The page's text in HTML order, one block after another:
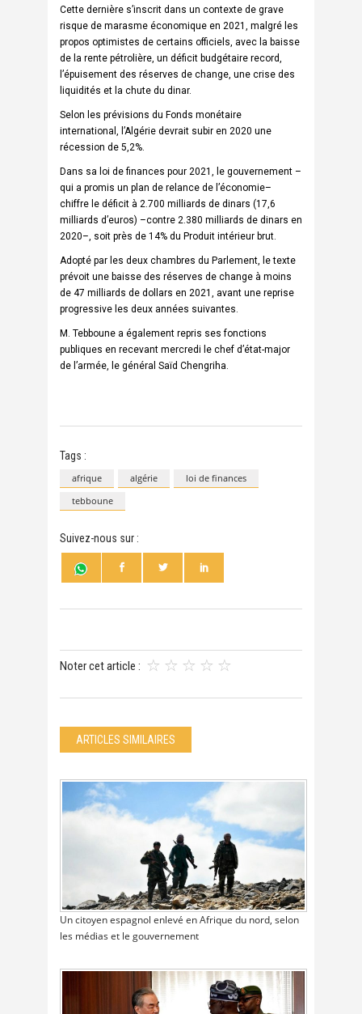
Cette dernière s’inscrit dans un contexte de grave
risque de marasme économique en 2021, malgré les
propos optimistes de certains officiels, avec la baisse
de la rente pétrolière, un déficit budgétaire record,
l’épuisement des réserves de change, une crise des
liquidités et la chute du dinar.
Selon les prévisions du Fonds monétaire
international, l’Algérie devrait subir en 2020 une
récession de 5,2%.
Dans sa loi de finances pour 2021, le gouvernement –
qui a promis un plan de relance de l’économie–
chiffre le déficit à 2.700 milliards de dinars (17,6
milliards d’euros) –contre 2.380 milliards de dinars en
2020–, soit près de 14% du Produit intérieur brut.
Adopté par les deux chambres du Parlement, le texte
prévoit une baisse des réserves de change à moins
de 47 milliards de dollars en 2021, avant une reprise
progressive les deux années suivantes.
M. Tebboune a également repris ses fonctions
publiques en recevant mercredi le chef d’état-major
de l’armée, le général Saïd Chengriha.
Tags :
afrique algérie
loi de finances
tebboune
Suivez-nous sur :
Noter cet article :
ARTICLES SIMILAIRES
Un citoyen espagnol enlevé en Afrique du nord, selon
les médias et le gouvernement